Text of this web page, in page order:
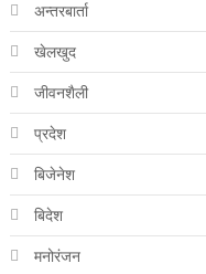
अन्तरबार्ता
खेलखुद
जीवनशैली
प्रदेश
बिजेनेश
बिदेश
मनोरंजन